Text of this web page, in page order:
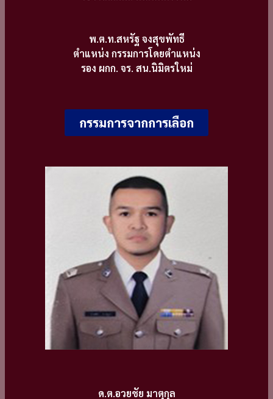
พ.ต.ท.สหรัฐ จงสุขพัทธี
ตำแหน่ง กรรมการโดยตำแหน่ง
รอง ผกก. จร. สน.นิมิตรใหม่
กรรมการจากการเลือก
ด.ต.อวยชัย มาตุกุล